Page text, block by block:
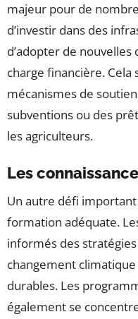
majeur pour de
d’investir dans des
d’adopter de
charge financière. Cela
mécanismes de
subventions ou des
les agriculteurs.
Les
Un autre défi important
formation adéquate.
informés des
changement
durables. Les
également se